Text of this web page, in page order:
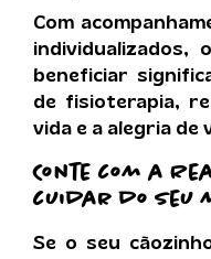
Com
individualizados,
beneficiar
de fisioterapia,
vida e a alegria de
Conte com a
cuidar do seu
Se o seu